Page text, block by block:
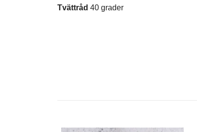
Tvättråd 40 grader